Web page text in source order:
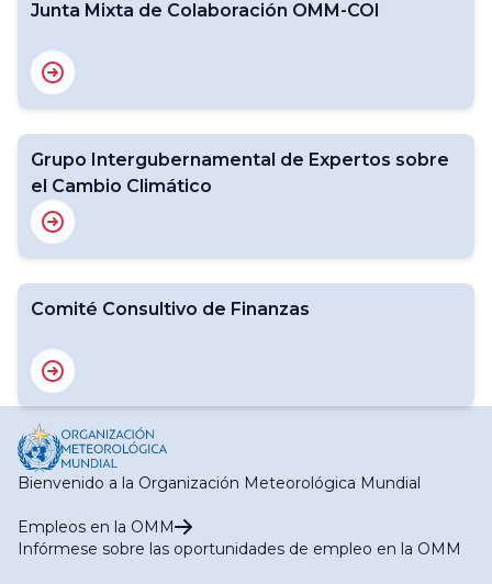
Junta Mixta de Colaboración OMM-COI
Grupo Intergubernamental de Expertos sobre
el Cambio Climático
Comité Consultivo de Finanzas
Bienvenido a la Organización Meteorológica Mundial
Empleos en la OMM
Infórmese sobre las oportunidades de empleo en la OMM